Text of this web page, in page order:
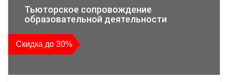
повышения
квалификации
и
профессиональной
Тьюторское сопровождение
образовательной деятельности
Скидка до 30%